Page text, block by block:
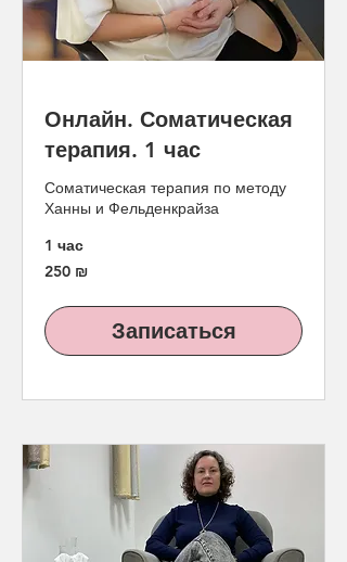
Онлайн. Соматическая
терапия. 1 час
Соматическая терапия по методу
Ханны и Фельденкрайза
1 час
250
новых
250 ₪
Записаться